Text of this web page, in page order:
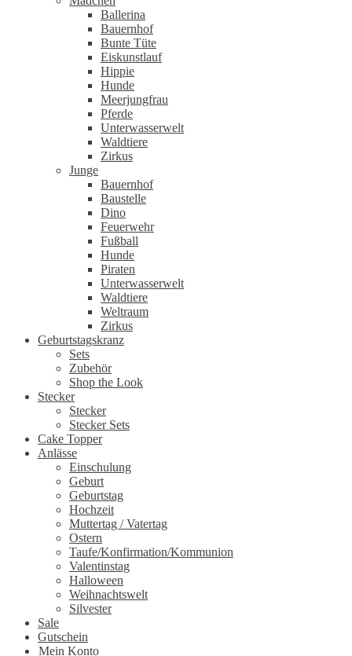
Ballerina
Bauernhof
Bunte Tüte
Eiskunstlauf
Hippie
Hunde
Meerjungfrau
Pferde
Unterwasserwelt
Waldtiere
Zirkus
Junge
Bauernhof
Baustelle
Dino
Feuerwehr
Fußball
Hunde
Piraten
Unterwasserwelt
Waldtiere
Weltraum
Zirkus
Geburtstagskranz
Sets
Zubehör
Shop the Look
Stecker
Stecker
Stecker Sets
Cake Topper
Anlässe
Einschulung
Geburt
Geburtstag
Hochzeit
Muttertag / Vatertag
Ostern
Taufe/Konfirmation/Kommunion
Valentinstag
Halloween
Weihnachtswelt
Silvester
Sale
Gutschein
Mein Konto